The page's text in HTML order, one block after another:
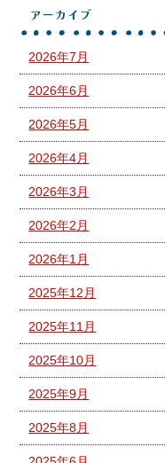
アーカイブ
2026年7月
2026年6月
2026年5月
2026年4月
2026年3月
2026年2月
2026年1月
2025年12月
2025年11月
2025年10月
2025年9月
2025年8月